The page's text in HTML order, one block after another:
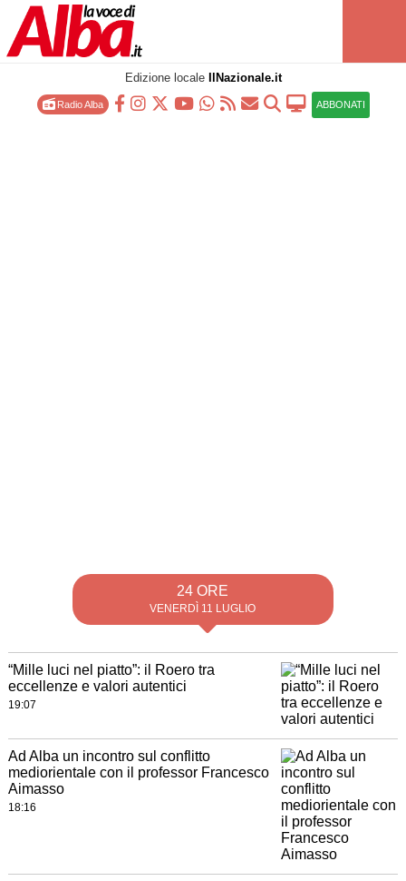
Edizione locale IlNazionale.it
Radio Alba ABBONATI
24 ORE
VENERDÌ 11 LUGLIO
“Mille luci nel piatto”: il Roero tra
eccellenze e valori autentici
19:07
Ad Alba un incontro sul conflitto
mediorientale con il professor Francesco
Aimasso
18:16